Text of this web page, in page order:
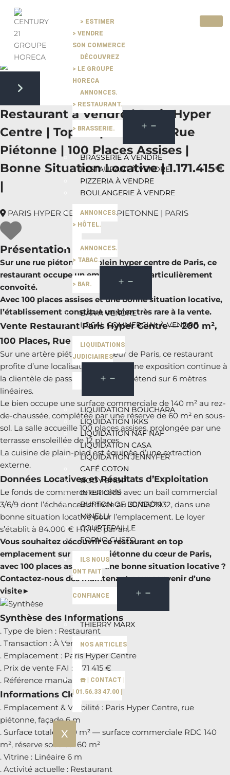
> ESTIMER
> VENDRE
SON COMMERCE
DÉCOUVREZ
> LE GROUPE
HORECA
ANNONCES.
> RESTAURANT.
> BRASSERIE.
BRASSERIE À VENDRE
RESTAURANT À VENDRE
PIZZERIA À VENDRE
BOULANGERIE À VENDRE
ANNONCES.
> HÔTEL.
ANNONCES.
> TABAC.
> BAR.
BAR À VENDRE
LOCAL COMMERCIAL À VENDRE
LIQUIDATIONS
JUDICIAIRES
LIQUIDATION BOUCHARA
LIQUIDATION IKKS
LIQUIDATION NAF NAF
LIQUIDATION CASA
LIQUIDATION JENNYFER
CAFÉ COTON
BODY SHOP
INTERIOR’S
BURTON OF LONDON
MINELLI
COURTEPAILLE
FORNO GUSTO
ILS NOUS
ONT FAIT
CONFIANCE
THIERRY MARX
NOS ARTICLES
☎️ | CONTACT |
| 01.56.33 47.00 |
X
Pause slide rotation
Resume slide rotation
Previous slide
Next slide
Restaurant à Vendre | Paris Hyper
Centre | Top Emplacement Rue
Piétonne | 100 Places Assises |
Bonne Situation Locative | 1.171.415€
|
PARIS HYPER CENTRE RUE PIETONNE | PARIS
Présentation du bien
Sur une rue piétonne en plein hyper centre de Paris, ce
restaurant occupe un emplacement particulièrement
convoité.
Avec 100 places assises et une bonne situation locative,
l’établissement constitue un bien très rare à la vente.
Vente Restaurant Paris Hyper Centre — 200 m²,
100 Places, Rue Piétonne
Sur une artère piétonne du cœur de Paris, ce restaurant
profite d’une localisation rare et d’une exposition continue à
la clientèle de passage. La façade s’étend sur 6 mètres
linéaires.
Le bien occupe une surface commerciale de 140 m² au rez-
de-chaussée, complétée par une réserve de 60 m² en sous-
sol. La salle accueille 100 places assises, prolongée par une
terrasse ensoleillée de 12 places.
La cuisine de plain-pied est équipée d’une extraction
externe.
Données Locatives et Résultats d’Exploitation
Le fonds de commerce est cédé avec un bail commercial
3/6/9 dont l’échéance est fixée au 30/06/2032, dans une
bonne situation locative pour l’emplacement. Le loyer
s’établit à 84.000 € HT/HC par an.
Vous souhaitez découvrir ce restaurant en top
emplacement sur une rue piétonne du cœur de Paris,
avec 100 places assises et une bonne situation locative ?
Contactez-nous dès maintenant pour convenir d’une
visite►
Synthèse des Informations
. Type de bien : Restaurant
. Transaction : À Vendre
. Emplacement : Paris Hyper Centre
. Prix de vente FAI : 1 171 415 €
. Référence mandat : 75-226132
Informations Clés
. Emplacement & Visibilité : Paris Hyper Centre, rue
piétonne, façade 6 m
. Surface totale : 200 m² — surface commerciale RDC 140
m², réserve sous-sol 60 m²
. Vitrine : Linéaire 6 m
. Activité actuelle : Restaurant